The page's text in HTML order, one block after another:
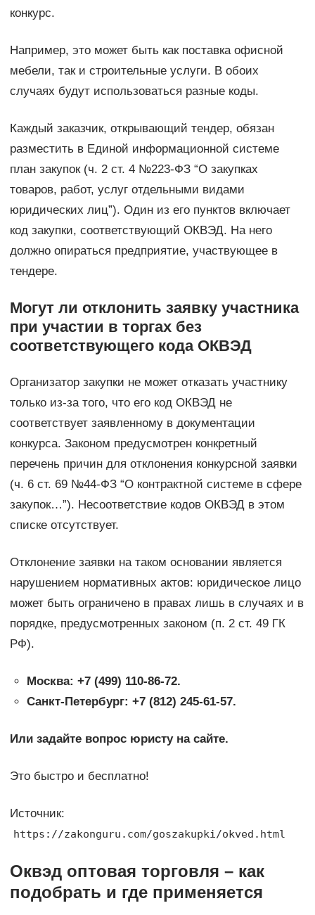
конкурс.
Например, это может быть как поставка офисной
мебели, так и строительные услуги. В обоих
случаях будут использоваться разные коды.
Каждый заказчик, открывающий тендер, обязан
разместить в Единой информационной системе
план закупок (ч. 2 ст. 4 №223-ФЗ “О закупках
товаров, работ, услуг отдельными видами
юридических лиц”). Один из его пунктов включает
код закупки, соответствующий ОКВЭД. На него
должно опираться предприятие, участвующее в
тендере.
Могут ли отклонить заявку участника
при участии в торгах без
соответствующего кода ОКВЭД
Организатор закупки не может отказать участнику
только из-за того, что его код ОКВЭД не
соответствует заявленному в документации
конкурса. Законом предусмотрен конкретный
перечень причин для отклонения конкурсной заявки
(ч. 6 ст. 69 №44-ФЗ “О контрактной системе в сфере
закупок…”). Несоответствие кодов ОКВЭД в этом
списке отсутствует.
Отклонение заявки на таком основании является
нарушением нормативных актов: юридическое лицо
может быть ограничено в правах лишь в случаях и в
порядке, предусмотренных законом (п. 2 ст. 49 ГК
РФ).
Москва: +7 (499) 110-86-72.
Санкт-Петербург: +7 (812) 245-61-57.
Или задайте вопрос юристу на сайте.
Это быстро и бесплатно!
Источник:
https://zakonguru.com/goszakupki/okved.html
Оквэд оптовая торговля – как
подобрать и где применяется